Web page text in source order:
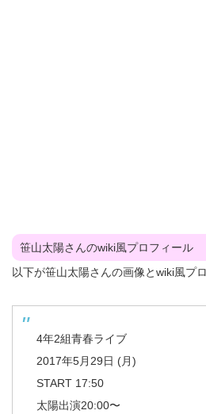
笹山太陽さんのwiki風プロフィール
以下が笹山太陽さんの画像とwiki風プ
4年2組青春ライブ
2017年5月29日 (月)
START 17:50
太陽出演20:00〜